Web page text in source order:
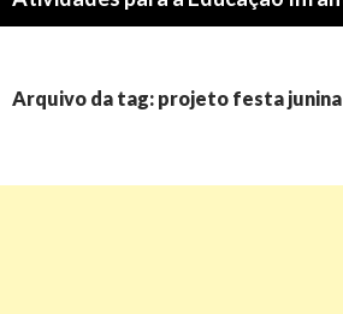
CONTEÚDO
Arquivo da tag: projeto festa junina